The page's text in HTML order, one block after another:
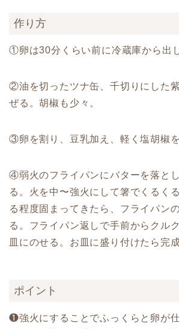
作り方
①卵は30分くらい前に冷蔵庫から出
②油を切ったツナ缶、千切りにした
ぜる。胡椒も少々。
③卵を割り、豆乳加え、軽く塩胡椒を
④弱火のフライパンにバターを落と
る。火を中〜強火にして箸でくるく
る程度固まってきたら、フライパン
る。フライパン返しで手前からクル
皿にのせる。お皿に盛り付けたら完成
ポイント
❶強火にすることでふっくらと卵が